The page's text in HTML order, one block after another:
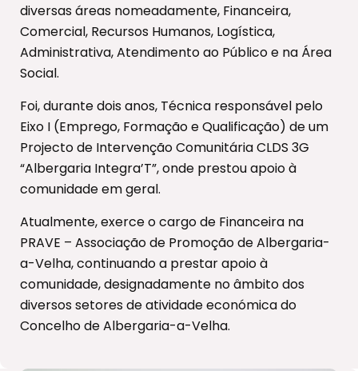
diversas áreas nomeadamente, Financeira,
Comercial, Recursos Humanos, Logística,
Administrativa, Atendimento ao Público e na Área
Social.
Foi, durante dois anos, Técnica responsável pelo
Eixo I (Emprego, Formação e Qualificação) de um
Projecto de Intervenção Comunitária CLDS 3G
“Albergaria Integra’T”, onde prestou apoio à
comunidade em geral.
Atualmente, exerce o cargo de Financeira na
PRAVE – Associação de Promoção de Albergaria-
a-Velha, continuando a prestar apoio à
comunidade, designadamente no âmbito dos
diversos setores de atividade económica do
Concelho de Albergaria-a-Velha.